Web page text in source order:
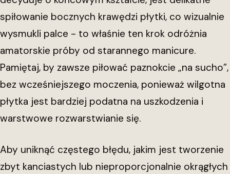
spiłowanie bocznych krawędzi płytki, co wizualnie
wysmukli palce - to właśnie ten krok odróżnia
amatorskie próby od starannego manicure.
Pamiętaj, by zawsze piłować paznokcie „na sucho”,
bez wcześniejszego moczenia, ponieważ wilgotna
płytka jest bardziej podatna na uszkodzenia i
warstwowe rozwarstwianie się.
Aby uniknąć częstego błędu, jakim jest tworzenie
zbyt kanciastych lub nieproporcjonalnie okrągłych